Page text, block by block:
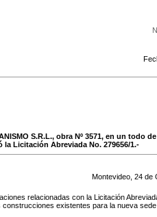
S.R.L., obra Nº 3571, en un todo
Licitación Abreviada No. 279656/1.-
Montevideo, 24 de
relacionadas con la Licitación
construcciones existentes para la nueva